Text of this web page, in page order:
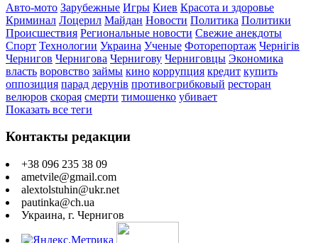
Авто-мото Зарубежные Игры Киев Красота и здоровье
Криминал Лоцерил Майдан Новости Политика Политики
Происшествия Региональные новости Свежие анекдоты
Спорт Технологии Украина Ученые Фоторепортаж Чернігів
Чернигов Чернигова Чернигову Черниговцы Экономика
власть воровство займы кино коррупция кредит купить
оппозиция парад дерунів противогрибковый ресторан
велюров скорая смерти тимошенко убивает
Показать все теги
Контакты редакции
+38 096 235 38 09
ametvile@gmail.com
alextolstuhin@ukr.net
pautinka@ch.ua
Украина, г. Чернигов